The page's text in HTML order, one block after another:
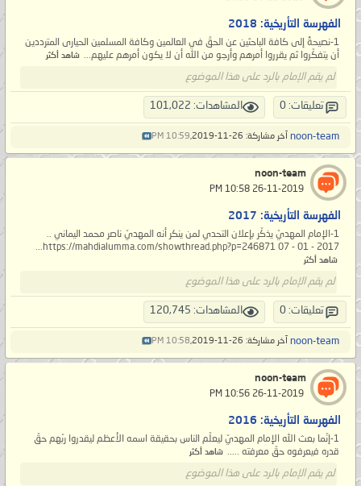
الفهرسة التأريخية: 2018
1-نصيحةٌ إلى كافة الباحثين عن الحقّ في العالمين وكافة المسلمين الحيارى المترددين
أن يتفكّروا ثم يقرروا أمرهم وأرجو من الله أن لا يكون أمرهم عليهم... شاهد أكثر
لم يقم الإمام بالرد على هذا الموضوع
تعليقات: 0 المشاهدات: 101,022
noon-team آخر مشاركة: 26-11-2019, 10:59 PM
noon-team
الفهرسة التأريخية: 2017
1-الإمام المهديّ يذكّر بإعلان التحدي لمن ينكر أنه المهديّ ناصر محمد اليماني ..
https://mahdialumma.com/showthread.php?p=246871 07 - 01 - 2017...
شاهد أكثر
لم يقم الإمام بالرد على هذا الموضوع
تعليقات: 0 المشاهدات: 120,745
noon-team آخر مشاركة: 26-11-2019, 10:58 PM
noon-team
الفهرسة التأريخية: 2016
1-إنّما بعث الله الإمام المهديّ ليعلّم الناس بحقيقة اسمه الأعظم ليقدروا ربّهم حقّ
قدره فيعرفوه حقّ معرفته ..... شاهد أكثر
لم يقم الإمام بالرد على هذا الموضوع